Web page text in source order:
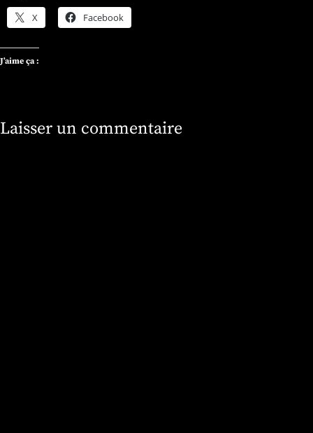
X Facebook
J’aime ça :
Laisser un commentaire